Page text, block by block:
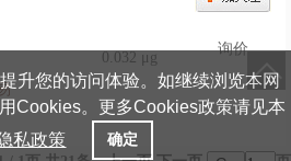
0.032 μg
询价
升您的访问体验。如继续浏览本网
Cookies。更多Cookies政策请见本
私政策 确定